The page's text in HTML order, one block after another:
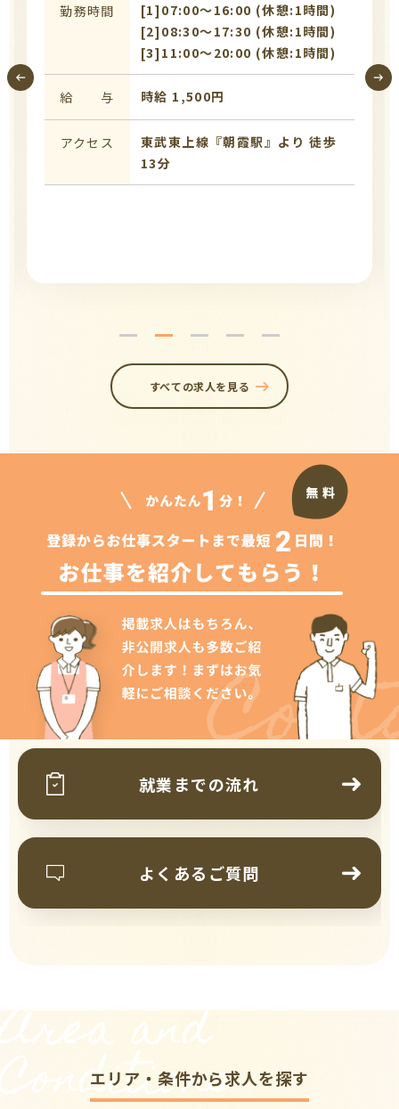
勤務時間
[1]07:00〜16:00 (休憩:1時間)
[2]08:30〜17:30 (休憩:1時間)
[3]11:00〜20:00 (休憩:1時間)
給 与 時給 1,500円
アクセス
東武東上線『朝霞駅』より 徒歩
13分
すべての求人を見る
就業までの流れ
よくあるご質問
Area and
Conditions
エリア・条件から求人を探す